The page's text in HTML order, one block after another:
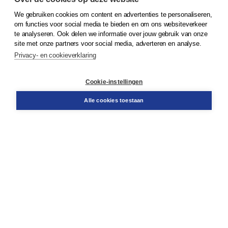
© 2026Koninklijke Boom uitgevers
Klantenservice
Service & informatie
Contact
We gebruiken cookies om content en advertenties te personaliseren,
om functies voor social media te bieden en om ons websiteverkeer
te analyseren. Ook delen we informatie over jouw gebruik van onze
site met onze partners voor social media, adverteren en analyse.
Privacy- en cookieverklaring
Cookie-instellingen
Alle cookies toestaan